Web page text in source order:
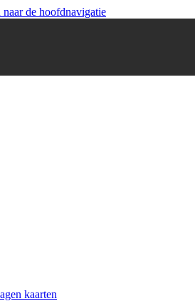
naar de hoofdnavigatie
kaarten